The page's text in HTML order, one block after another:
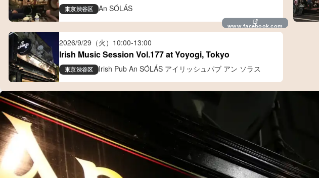
東京渋谷区 An SÓLÁS
www.facebook.com
2026/9/29（火） 10:00-13:00
Irish Music Session Vol.177 at Yoyogi, Tokyo
東京渋谷区 Irish Pub An SÓLÁS アイリッシュパブ アン ソラス